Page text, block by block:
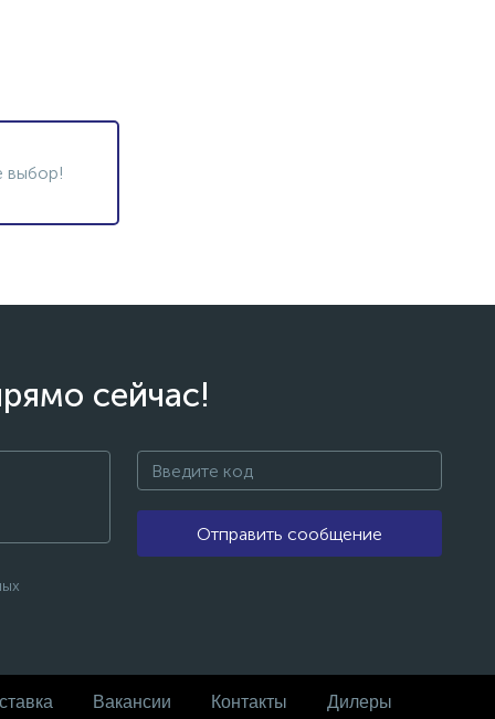
выбор!
сейчас!
Отправить сообщение
Вакансии Контакты Дилеры